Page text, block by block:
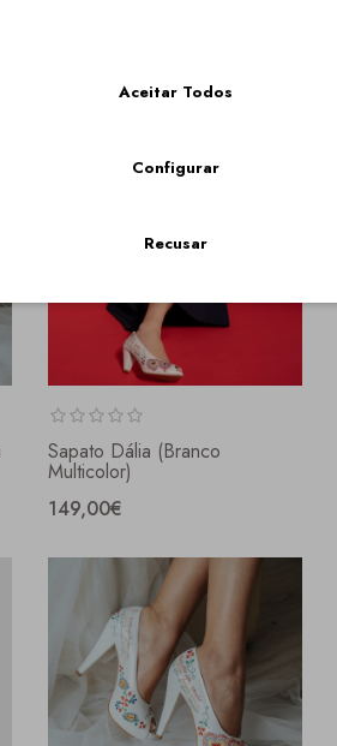
149,00€
Sapato Dália (branco
Multicolor)
149,00€
Aceitar Todos
Configurar
Recusar